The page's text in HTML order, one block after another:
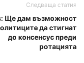
Следваща статия
Ще дам възможност
да стигнат
до консенсус преди
ротацията